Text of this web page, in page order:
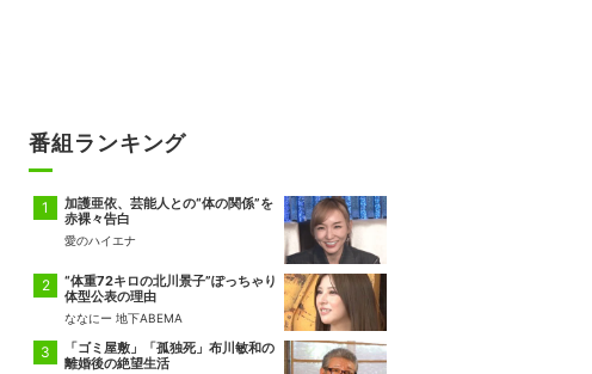
番組ランキング
加護亜依、芸能人との“体の関係”を
赤裸々告白
愛のハイエナ
“体重72キロの北川景子”ぽっちゃり
体型公表の理由
ななにー 地下ABEMA
「ゴミ屋敷」「孤独死」布川敏和の
離婚後の絶望生活